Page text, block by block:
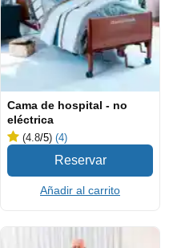
Cama de hospital - no
eléctrica
(4.8/5) (4)
Añadir al carrito